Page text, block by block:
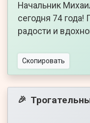
Начальник
сегодня 74 года!
радости и
Скопировать
🎉